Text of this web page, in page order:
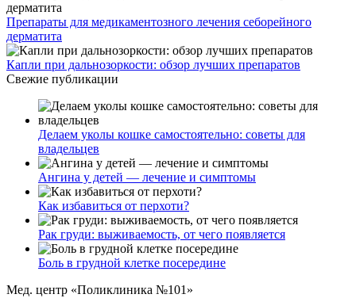
Препараты для медикаментозного лечения себорейного
дерматита
Капли при дальнозоркости: обзор лучших препаратов
Свежие публикации
Делаем уколы кошке самостоятельно: советы для
владельцев
Ангина у детей — лечение и симптомы
Как избавиться от перхоти?
Рак груди: выживаемость, от чего появляется
Боль в грудной клетке посередине
Мед. центр «Поликлиника №101»